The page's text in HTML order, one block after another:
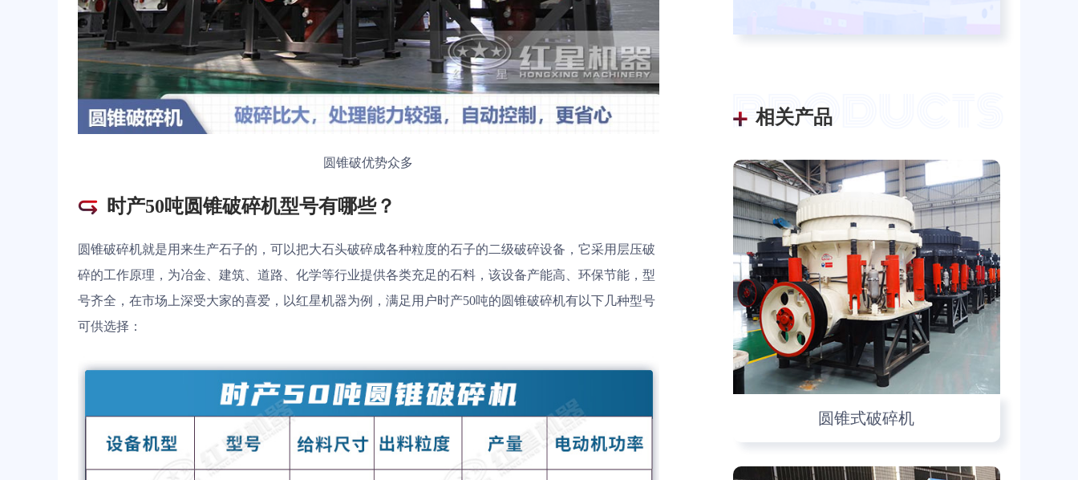
圆锥破优势众多
时产50吨圆锥破碎机型号有哪些？
圆锥破碎机就是用来生产石子的，可以把大石头破碎成各种粒度的石子的二级破碎设备，它采用层压破
碎的工作原理，为冶金、建筑、道路、化学等行业提供各类充足的石料，该设备产能高、环保节能，型
号齐全，在市场上深受大家的喜爱，以红星机器为例，满足用户时产50吨的圆锥破碎机有以下几种型号
可供选择：
相关产品
圆锥式破碎机